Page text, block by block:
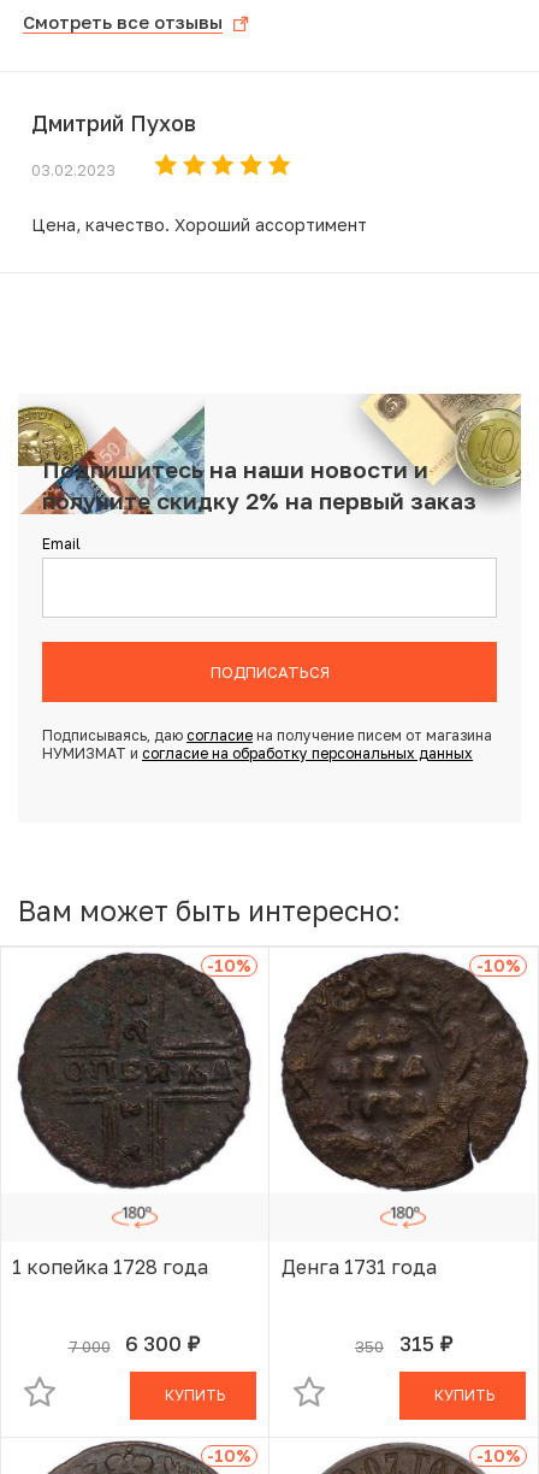
Смотреть все отзывы
Дмитрий Пухов
03.02.2023
Цена, качество. Хороший ассортимент
Подпишитесь на наши новости и
получите скидку 2% на первый заказ
Email
ПОДПИСАТЬСЯ
Подписываясь, даю согласиена получение писем от магазина
НУМИЗМАТ и согласие на обработку персональных данных
Вам может быть интересно:
-10%
1 копейка 1728 года
7 000 6 300 руб.
В КОРЗИНЕ
КУПИТЬ
-10%
Денга 1731 года
350 315 руб.
В КОРЗИНЕ
КУПИТЬ
-10% -10%